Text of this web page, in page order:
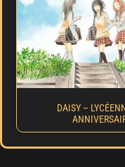
DAISY –